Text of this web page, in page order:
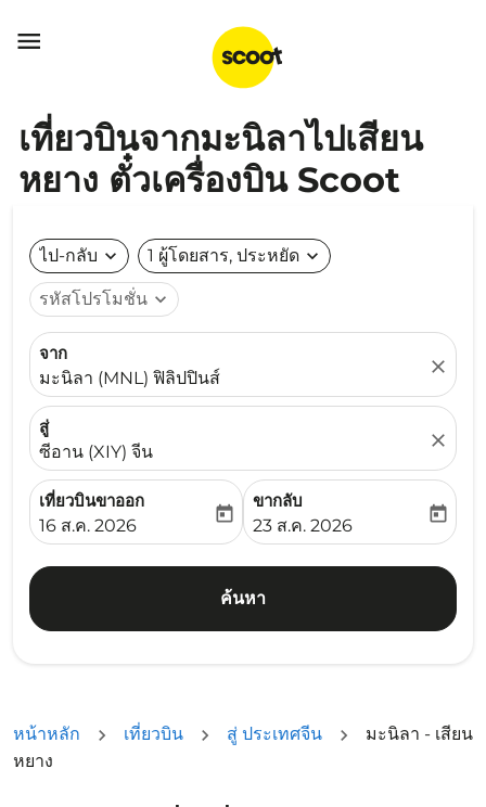

เที่ยวบินจากมะนิลาไปเสียน
หยาง ตั๋วเครื่องบิน Scoot
ไป-กลับ expand_more 1 ผู้โดยสาร, ประหยัด expand_more
รหัสโปรโมชั่น expand_more
จาก
มะนิลา (MNL) ฟิลิปปินส์
close
สู่
ซีอาน (XIY) จีน
close
เที่ยวบินขาออก
fc-booking-departure-date-aria-label
16 ส.ค. 2026
today
ขากลับ
fc-booking-return-date-
23 ส.ค. 2026
today
ค้นหา
หน้าหลัก เที่ยวบิน สู่ ประเทศจีน
มะนิลา - เสียน
หยาง